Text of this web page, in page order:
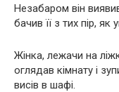
Незабаром він
бачив її з тих пір, як
Жінка, лежачи на
оглядав кімнату і
висів в шафі.